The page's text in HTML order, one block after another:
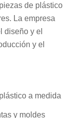
de plástico
La empresa
diseño y el
y el
a medida
y moldes